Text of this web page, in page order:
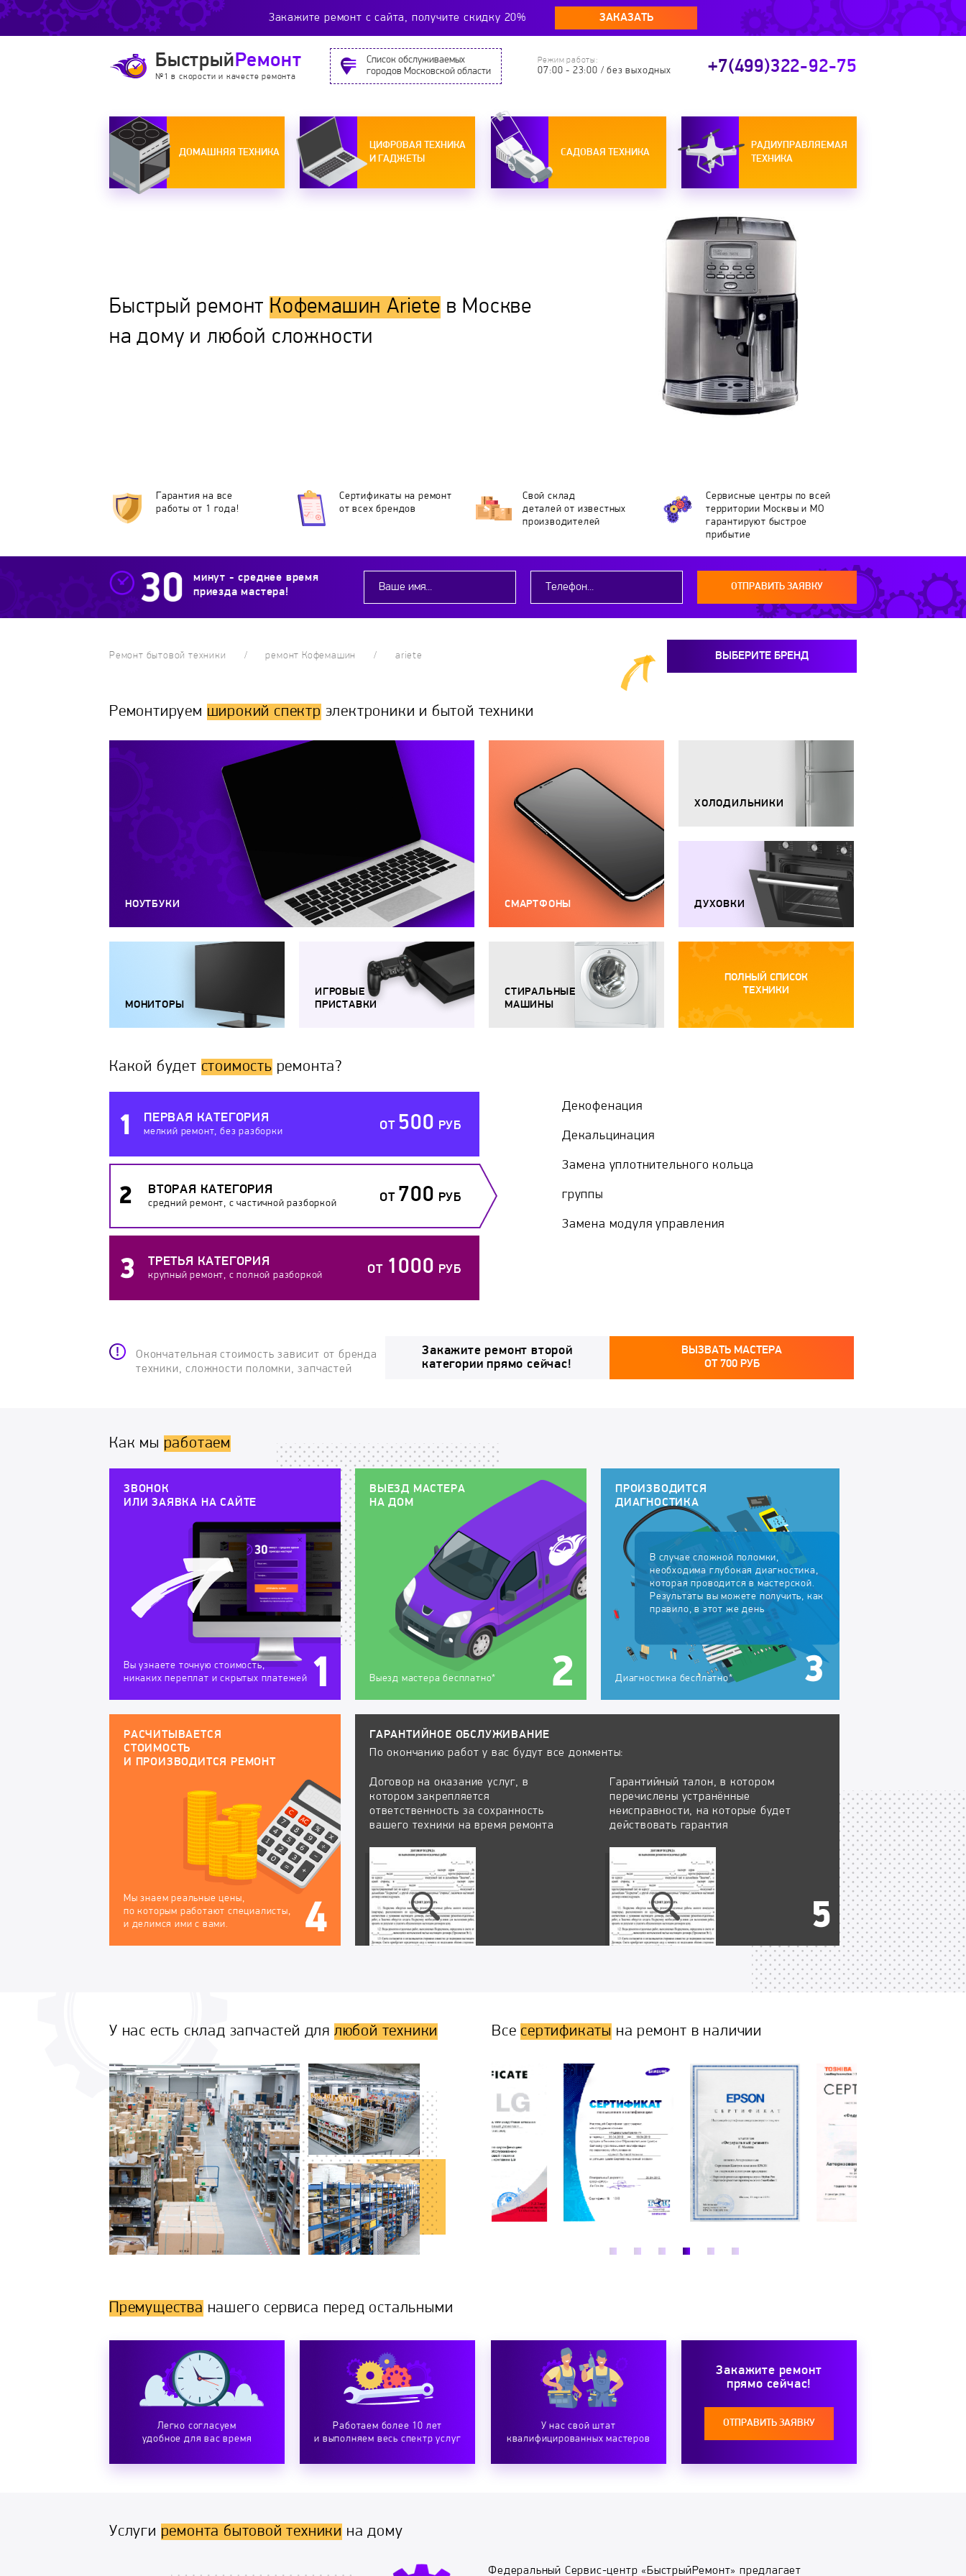
Закажите ремонт c сайта, получите скидку 20% ЗАКАЗАТЬ
Быстрый Ремонт
№1 в скорости и качесте ремонта
Cписок обслуживаемых
городов Московской области
Режим работы:
07:00 - 23:00 / без выходных +7(499)322-92-75
ДОМАШНЯЯ ТЕХНИКА
ЦИФРОВАЯ ТЕХНИКА
И ГАДЖЕТЫ
САДОВАЯ ТЕХНИКА
РАДИУПРАВЛЯЕМАЯ
ТЕХНИКА
Быстрый ремонт Кофемашин Ariete в Москве
на дому и любой сложности
Гарантия на все
работы от 1 года!
Сертификаты на ремонт
от всех брендов
Свой склад
деталей от известных
производителей
Сервисные центры по всей
территории Москвы и МО
гарантируют быстрое
прибытие
минут - среднее время
приезда мастера!
ОТПРАВИТЬ ЗАЯВКУ
Ремонт бытовой техники ремонт Кофемашин ariete ВЫБЕРИТЕ БРЕНД
Ремонтируем широкий спектр электроники и бытой техники
НОУТБУКИ
МОНИТОРЫ
ИГРОВЫЕ
ПРИСТАВКИ
СМАРТФОНЫ
СТИРАЛЬНЫЕ
МАШИНЫ
ХОЛОДИЛЬНИКИ
ДУХОВКИ
ПОЛНЫЙ СПИСОК
ТЕХНИКИ
Какой будет стоимость ремонта?
ПЕРВАЯ КАТЕГОРИЯ
мелкий ремонт, без разборки ОТ 500 РУБ
ВТОРАЯ КАТЕГОРИЯ
средний ремонт, с частичной разборкой ОТ 700 РУБ
ТРЕТЬЯ КАТЕГОРИЯ
крупный ремонт, с полной разборкой ОТ 1000 РУБ
Декофенация
Декальцинация
Замена уплотнительного кольца
группы
Замена модуля управления
Закажите ремонт второй
категории прямо сейчас!
ВЫЗВАТЬ МАСТЕРА
ОТ700РУБ
Окончательная стоимость зависит от бренда
техники, сложности поломки, запчастей
Как мы работаем
ЗВОНОК
ИЛИ ЗАЯВКА НА САЙТЕ
Вы узнаете точную стоимость,
никаких переплат и скрытых платежей
ВЫЕЗД МАСТЕРА
НА ДОМ
Выезд мастера бесплатно*
ПРОИЗВОДИТСЯ
ДИАГНОСТИКА
В случае сложной поломки,
необходима глубокая диагностика,
которая проводится в мастерской.
Результаты вы можете получить, как
правило, в этот же день
Диагностика бесплатно*
РАСЧИТЫВАЕТСЯ
СТОИМОСТЬ
И ПРОИЗВОДИТСЯ РЕМОНТ
Мы знаем реальные цены,
по которым работают специалисты,
и делимся ими с вами.
ГАРАНТИЙНОЕ ОБСЛУЖИВАНИЕ
По окончанию работ у вас будут все докменты:
Договор на оказание услуг, в
котором закрепляется
ответственность за сохранность
вашего техники на время ремонта
Гарантийный талон, в котором
перечислены устранённые
неисправности, на которые будет
действовать гарантия
У нас есть склад запчастей для любой техники Все сертификаты на ремонт в наличии
Премущества нашего сервиса перед остальными
Легко согласуем
удобное для вас время
Работаем более 10 лет
и выполняем весь спектр услуг
У нас свой штат
квалифицированных мастеров
Закажите ремонт
прямо сейчас!
ОТПРАВИТЬ ЗАЯВКУ
Услуги ремонта бытовой техники на дому
Федеральный Сервис-центр «БыстрыйРемонт» предлагает